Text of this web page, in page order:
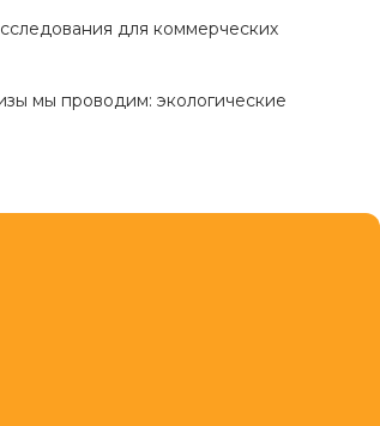
для коммерческих
мы проводим: экологические